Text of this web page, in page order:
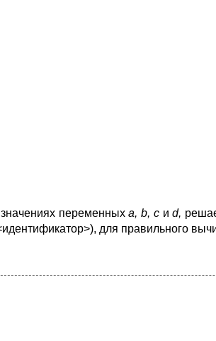
переменныхa, b, cиd,
для правильного